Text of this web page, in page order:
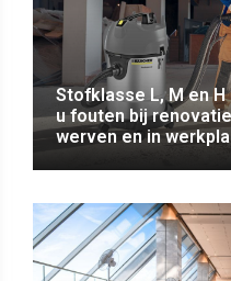
Stofklasse L, M en
u fouten bij
werven en in